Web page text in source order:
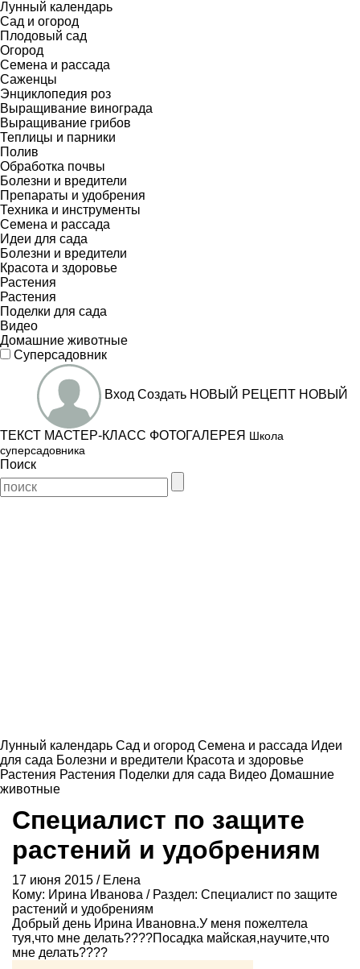
Лунный календарь
Сад и огород
Плодовый сад
Огород
Семена и рассада
Саженцы
Энциклопедия роз
Выращивание винограда
Выращивание грибов
Теплицы и парники
Полив
Обработка почвы
Болезни и вредители
Препараты и удобрения
Техника и инструменты
Семена и рассада
Идеи для сада
Болезни и вредители
Красота и здоровье
Растения
Растения
Поделки для сада
Видео
Домашние животные
Суперсадовник
Вход Создать НОВЫЙ РЕЦЕПТ НОВЫЙ
ТЕКСТ МАСТЕР-КЛАСС ФОТОГАЛЕРЕЯ Школа
суперсадовника
Поиск
Лунный календарь Сад и огород Семена и рассада Идеи
для сада Болезни и вредители Красота и здоровье
Растения Растения Поделки для сада Видео Домашние
животные
Специалист по защите
растений и удобрениям
17 июня 2015 / Елена
Кому: Ирина Иванова / Раздел: Специалист по защите
растений и удобрениям
Добрый день Ирина Ивановна.У меня пожелтела
туя,что мне делать????Посадка майская,научите,что
мне делать????